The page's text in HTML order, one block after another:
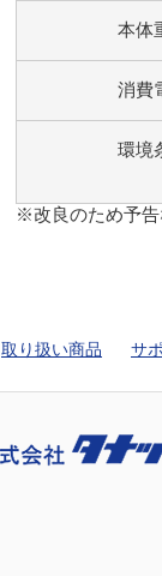
本体
消費
環境
※改良のため予告
取り扱い商品 サ